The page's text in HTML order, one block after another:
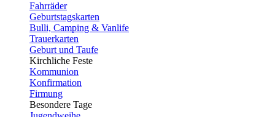
Fahrräder
Geburtstagskarten
Bulli, Camping & Vanlife
Trauerkarten
Geburt und Taufe
Kirchliche Feste
Kommunion
Konfirmation
Firmung
Besondere Tage